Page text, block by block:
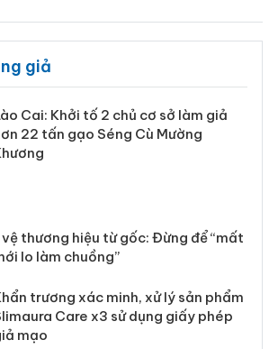
giả
Cai: Khởi tố 2 chủ cơ sở làm giả
22 tấn gạo Séng Cù Mường
vệ thương hiệu từ gốc: Đừng để
bò mới lo làm chuồng”